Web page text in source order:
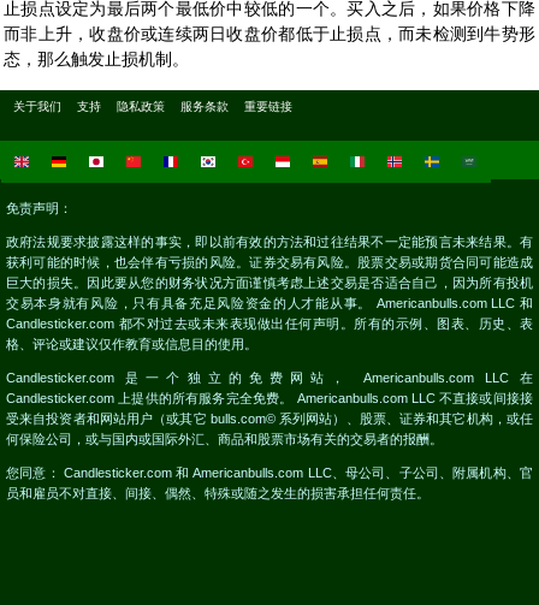
止损点设定为最后两个最低价中较低的一个。买入之后，如果价格下降
而非上升，收盘价或连续两日收盘价都低于止损点，而未检测到牛势形
态，那么触发止损机制。
关于我们 支持 隐私政策 服务条款 重要链接
免责声明：
政府法规要求披露这样的事实，即以前有效的方法和过往结果不一定能预言未来结果。有
获利可能的时候，也会伴有亏损的风险。证券交易有风险。股票交易或期货合同可能造成
巨大的损失。因此要从您的财务状况方面谨慎考虑上述交易是否适合自己，因为所有投机
交易本身就有风险，只有具备充足风险资金的人才能从事。 Americanbulls.com LLC 和
Candlesticker.com 都不对过去或未来表现做出任何声明。所有的示例、图表、历史、表
格、评论或建议仅作教育或信息目的使用。
Candlesticker.com 是一个独立的免费网站， Americanbulls.com LLC 在
Candlesticker.com 上提供的所有服务完全免费。 Americanbulls.com LLC 不直接或间接接
受来自投资者和网站用户（或其它 bulls.com© 系列网站）、股票、证券和其它机构，或任
何保险公司，或与国内或国际外汇、商品和股票市场有关的交易者的报酬。
您同意： Candlesticker.com 和 Americanbulls.com LLC、母公司、子公司、附属机构、官
员和雇员不对直接、间接、偶然、特殊或随之发生的损害承担任何责任。